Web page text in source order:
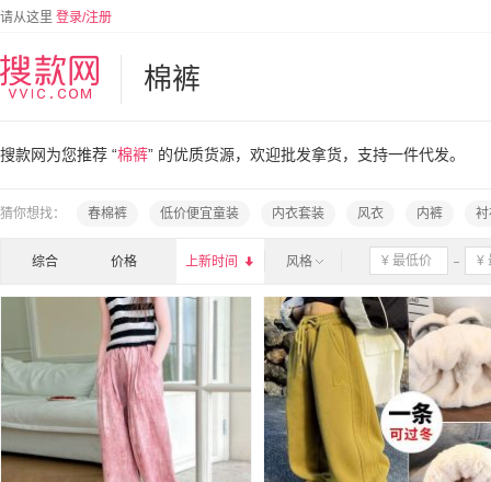
请从这里 登录/注册
棉裤
搜款网为您推荐 “棉裤” 的优质货源，欢迎批发拿货，支持一件代发。
猜你想找： 春棉裤 低价便宜童装 内衣套装 风衣 内裤
综合 价格 上新时间  风格